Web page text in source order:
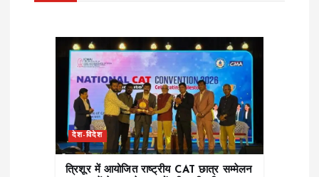
देश-विदेश
त्रिशूर में आयोजित राष्ट्रीय CAT छात्र सम्मेलन